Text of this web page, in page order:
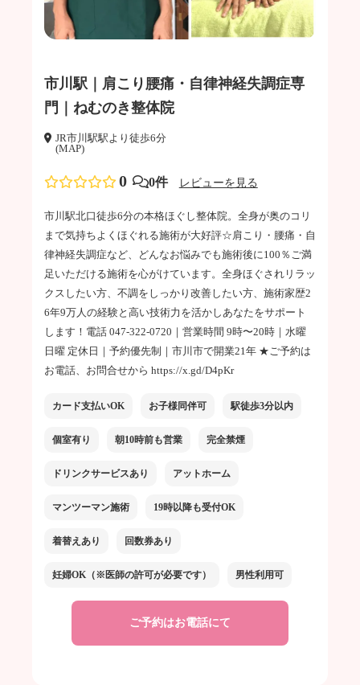
市川駅｜肩こり腰痛・自律神経失調症専
門｜ねむのき整体院
JR市川駅駅より徒歩6分
(MAP)
0 0件 レビューを見る
市川駅北口徒歩6分の本格ほぐし整体院。全身が奥のコリ
まで気持ちよくほぐれる施術が大好評☆肩こり・腰痛・自
律神経失調症など、どんなお悩みでも施術後に100％ご満
足いただける施術を心がけています。全身ほぐされリラッ
クスしたい方、不調をしっかり改善したい方、施術家歴2
6年9万人の経験と高い技術力を活かしあなたをサポート
します！電話 047-322-0720｜営業時間 9時〜20時｜水曜
日曜 定休日｜予約優先制｜市川市で開業21年 ★ご予約は
お電話、お問合せから https://x.gd/D4pKr
カード支払いOK お子様同伴可 駅徒歩3分以内
個室有り 朝10時前も営業 完全禁煙
ドリンクサービスあり アットホーム
マンツーマン施術 19時以降も受付OK
着替えあり 回数券あり
妊婦OK（※医師の許可が必要です） 男性利用可
ご予約はお電話にて